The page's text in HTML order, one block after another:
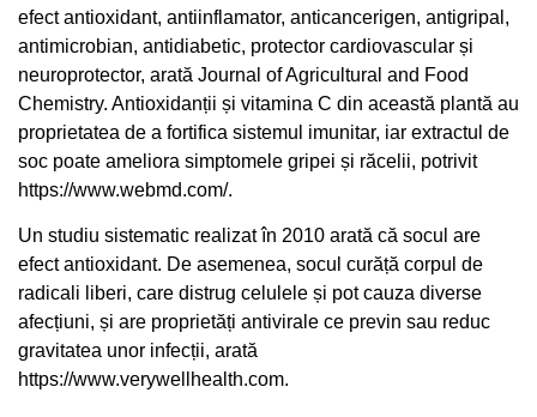
efect antioxidant, antiinflamator, anticancerigen, antigripal,
antimicrobian, antidiabetic, protector cardiovascular și
neuroprotector, arată Journal of Agricultural and Food
Chemistry. Antioxidanții și vitamina C din această plantă au
proprietatea de a fortifica sistemul imunitar, iar extractul de
soc poate ameliora simptomele gripei și răcelii, potrivit
https://www.webmd.com/.
Un studiu sistematic realizat în 2010 arată că socul are
efect antioxidant. De asemenea, socul curăță corpul de
radicali liberi, care distrug celulele și pot cauza diverse
afecțiuni, și are proprietăți antivirale ce previn sau reduc
gravitatea unor infecții, arată
https://www.verywellhealth.com.